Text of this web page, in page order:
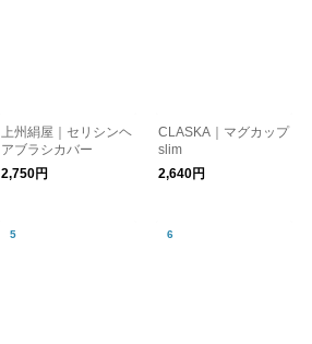
上州絹屋｜セリシンヘ
アブラシカバー
2,750円
CLASKA｜マグカップ
slim
2,640円